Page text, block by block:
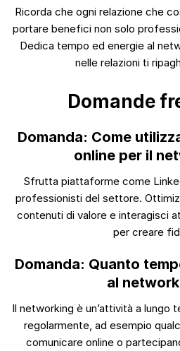
Ricorda che ogni relazione che
portare benefici non solo
Dedica tempo ed energie al
nelle relazioni ti
Domande
Domanda: Come
online per il
Sfrutta piattaforme come
professionisti del settore.
contenuti di valore e interagisci
per creare
Domanda: Quanto
al
Il networking è un’attività a lungo
regolarmente, ad esempio
comunicare online o